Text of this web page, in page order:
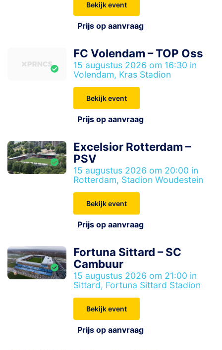
Bekijk event
Prijs op aanvraag
FC Volendam – TOP Oss
15 augustus 2026 om 16:30 in
Volendam, Kras Stadion
Bekijk event
Prijs op aanvraag
Excelsior Rotterdam –
PSV
15 augustus 2026 om 20:00 in
Rotterdam, Stadion Woudestein
Bekijk event
Prijs op aanvraag
Fortuna Sittard – SC
Cambuur
15 augustus 2026 om 21:00 in
Sittard, Fortuna Sittard Stadion
Bekijk event
Prijs op aanvraag